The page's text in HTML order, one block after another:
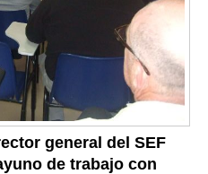
general del SEF
de trabajo con